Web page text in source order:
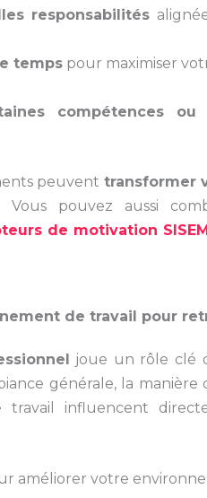
responsabilités
temps pour maximiser
compétences
peuvent transformer
Vous pouvez aussi
de motivation
de travail pour
joue un rôle clé
générale, la
travail influencent
améliorer votre